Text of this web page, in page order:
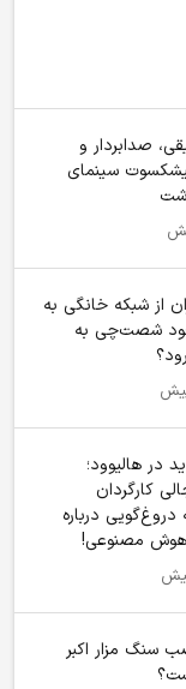
صدابردار و
سینمای
از شبکه خانگی به
شصت‌چی به
در هالیوود؛
کارگردان
درباره
هوش مصنوعی!
سنگ مزار اکبر